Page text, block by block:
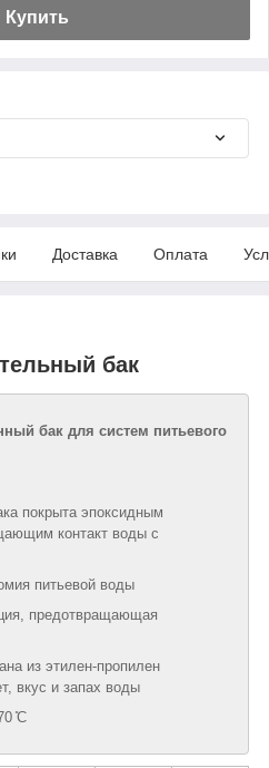
Купить
Доставка Оплата
бак
бак для систем питьевого
покрыта эпоксидным
контакт воды с
питьевой воды
предотвращающая
из этилен-пропилен
вкус и запах воды
̊С